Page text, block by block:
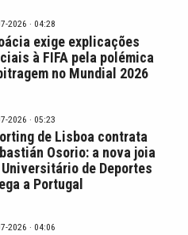
2026 · 04:28
exige explicações
à FIFA pela polémica
no Mundial 2026
2026 · 05:23
de Lisboa contrata
Osorio: a nova joia
Universitário de Deportes
a Portugal
2026 · 04:06